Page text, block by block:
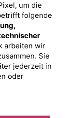
ETFs?
Fonds?
um die
folgende
arbeiten wir
Sie
jederzeit in
oder